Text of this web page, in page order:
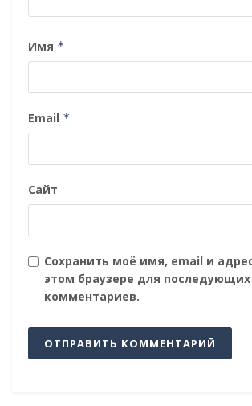
Имя *
Email *
Сайт
Сохранить моё имя, email и
этом браузере для
комментариев.